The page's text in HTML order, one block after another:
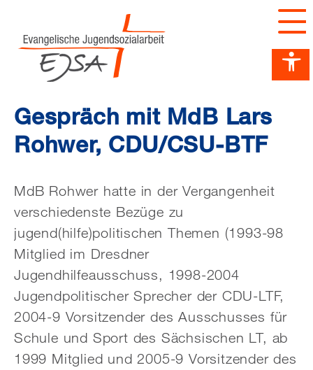
Barrierefreiheit Dashboard öffnen
Hauptnavigation anzeigen
zum Inhalt springen
Tastenkombinationen anzeigen
Gespräch mit MdB Lars
Rohwer, CDU/CSU-BTF
MdB Rohwer hatte in der Vergangenheit
verschiedenste Bezüge zu
jugend(hilfe)politischen Themen (1993-98
Mitglied im Dresdner
Jugendhilfeausschuss, 1998-2004
Jugendpolitischer Sprecher der CDU-LTF,
2004-9 Vorsitzender des Ausschusses für
Schule und Sport des Sächsischen LT, ab
1999 Mitglied und 2005-9 Vorsitzender des